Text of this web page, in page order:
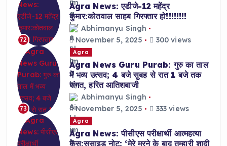
72
Agra News: एडीजे-12 महेंद्र
कुमार:कोतवाल साहब गिरफ्तार हो!!!!!!!!
Abhimanyu Singh
November 5, 2025
300 views
73
Agra
Agra News Guru Purab: गुरु का ताल
में भव्य उत्सव; 4 बजे सुबह से रात 1 बजे तक
संगत, हरित आतिशबाजी
Abhimanyu Singh
November 5, 2025
333 views
Agra
Agra News: पीसीएस परीक्षार्थी आत्महत्या
केस:सुसाइड नोट: ‘मेरे मरने के बाद तुम्हारी शादी